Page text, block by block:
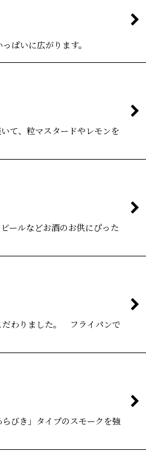
ぱいに広がります。
て、粒マスタードやレモンを
ールなどお酒のお供にぴった
だわりました。 フライパンで
びき」タイプのスモークを強